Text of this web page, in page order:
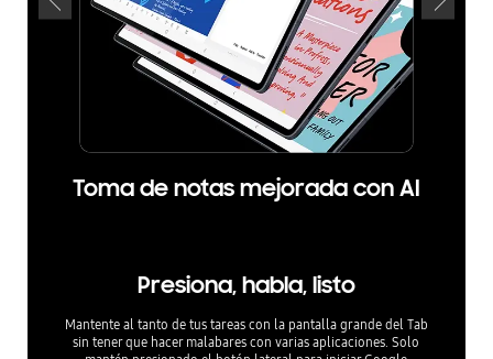
Toma de notas mejorada con AI
Presiona, habla, listo
Mantente al tanto de tus tareas con la pantalla grande del Tab
sin tener que hacer malabares con varias aplicaciones. Solo